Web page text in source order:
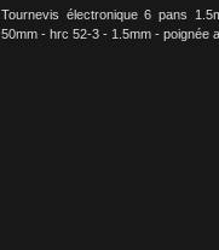
Tournevis électronique 6 pans
50mm - hrc 52-3 - 1.5mm - poignée